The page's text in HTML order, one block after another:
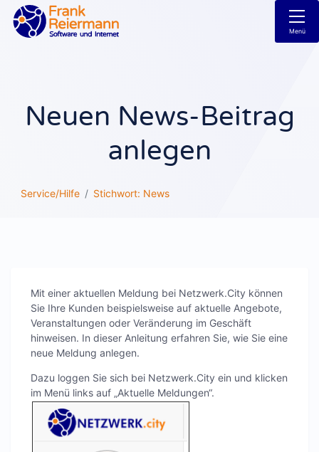
Menü
Neuen News-Beitrag
anlegen
Service/Hilfe Stichwort: News
Mit einer aktuellen Meldung bei Netzwerk.City können
Sie Ihre Kunden beispielsweise auf aktuelle Angebote,
Veranstaltungen oder Veränderung im Geschäft
hinweisen. In dieser Anleitung erfahren Sie, wie Sie eine
neue Meldung anlegen.
Dazu loggen Sie sich bei Netzwerk.City ein und klicken
im Menü links auf „Aktuelle Meldungen“.